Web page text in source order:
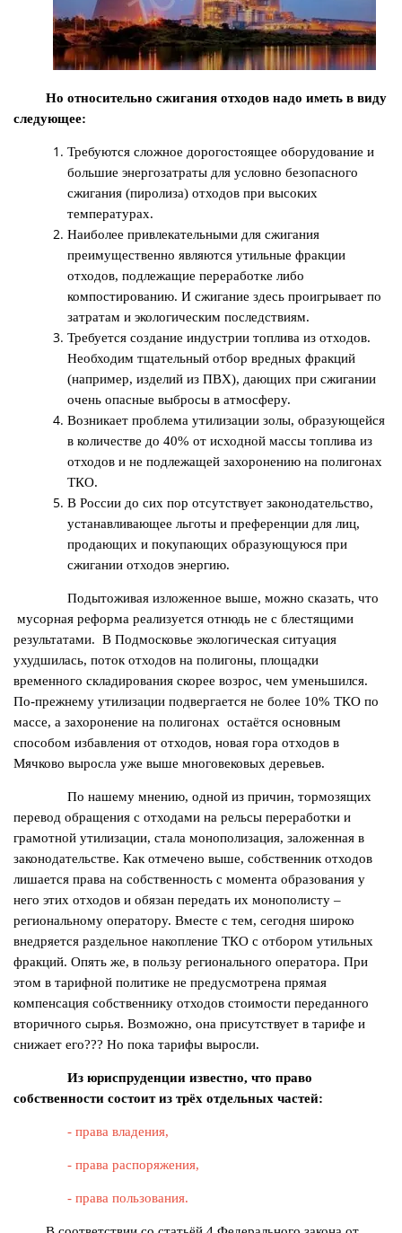
Но относительно сжигания отходов надо иметь в виду
следующее:
Требуются сложное дорогостоящее оборудование и
большие энергозатраты для условно безопасного
сжигания (пиролиза) отходов при высоких
температурах.
Наиболее привлекательными для сжигания
преимущественно являются утильные фракции
отходов, подлежащие переработке либо
компостированию. И сжигание здесь проигрывает по
затратам и экологическим последствиям.
Требуется создание индустрии топлива из отходов.
Необходим тщательный отбор вредных фракций
(например, изделий из ПВХ), дающих при сжигании
очень опасные выбросы в атмосферу.
Возникает проблема утилизации золы, образующейся
в количестве до 40% от исходной массы топлива из
отходов и не подлежащей захоронению на полигонах
ТКО.
В России до сих пор отсутствует законодательство,
устанавливающее льготы и преференции для лиц,
продающих и покупающих образующуюся при
сжигании отходов энергию.
Подытоживая изложенное выше, можно сказать, что
мусорная реформа реализуется отнюдь не с блестящими
результатами. В Подмосковье экологическая ситуация
ухудшилась, поток отходов на полигоны, площадки
временного складирования скорее возрос, чем уменьшился.
По-прежнему утилизации подвергается не более 10% ТКО по
массе, а захоронение на полигонах остаётся основным
способом избавления от отходов, новая гора отходов в
Мячково выросла уже выше многовековых деревьев.
По нашему мнению, одной из причин, тормозящих
перевод обращения с отходами на рельсы переработки и
грамотной утилизации, стала монополизация, заложенная в
законодательстве. Как отмечено выше, собственник отходов
лишается права на собственность с момента образования у
него этих отходов и обязан передать их монополисту –
региональному оператору. Вместе с тем, сегодня широко
внедряется раздельное накопление ТКО с отбором утильных
фракций. Опять же, в пользу регионального оператора. При
этом в тарифной политике не предусмотрена прямая
компенсация собственнику отходов стоимости переданного
вторичного сырья. Возможно, она присутствует в тарифе и
снижает его??? Но пока тарифы выросли.
Из юриспруденции известно, что право
собственности состоит из трёх отдельных частей:
- права владения,
- права распоряжения,
- права пользования.